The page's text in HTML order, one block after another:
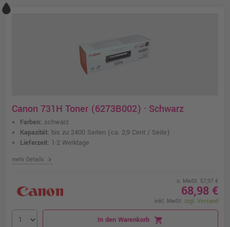
Canon 731H Toner (6273B002) · Schwarz
Farben: schwarz
Kapazität: bis zu 2400 Seiten (ca. 2,9 Cent / Seite)
Lieferzeit: 1-2 Werktage
mehr Details chevron_right
o. MwSt. 57,97 €
68,98 €
inkl. MwSt. zzgl. Versand
In den Warenkorb shopping_cart